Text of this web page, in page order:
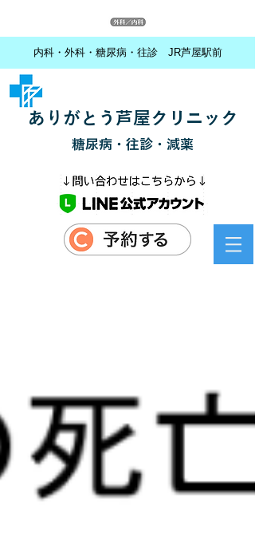
内科・外科・糖尿病・往診 JR芦屋駅前
ありがとう芦屋クリニック
糖尿病・往診・減薬